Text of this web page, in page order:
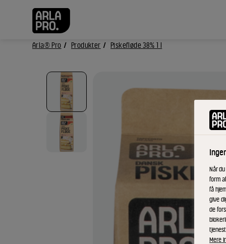
Arla® Pro Produkter Piskefløde 38% 1 l
Når
form
få
give
de
Mere